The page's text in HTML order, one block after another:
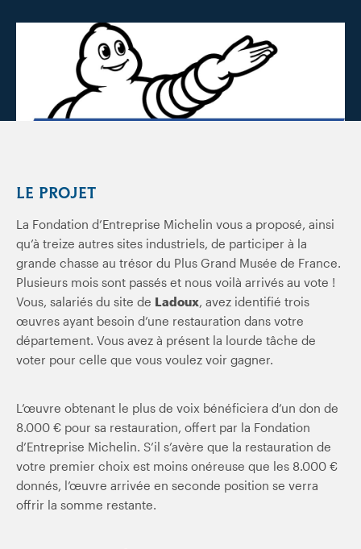
LE PROJET
La Fondation d’Entreprise Michelin vous a proposé, ainsi
qu’à treize autres sites industriels, de participer à la
grande chasse au trésor du Plus Grand Musée de France.
Plusieurs mois sont passés et nous voilà arrivés au vote !
Vous, salariés du site de Ladoux, avez identifié trois
œuvres ayant besoin d’une restauration dans votre
département. Vous avez à présent la lourde tâche de
voter pour celle que vous voulez voir gagner.
L’œuvre obtenant le plus de voix bénéficiera d’un don de
8.000 € pour sa restauration, offert par la Fondation
d’Entreprise Michelin. S’il s’avère que la restauration de
votre premier choix est moins onéreuse que les 8.000 €
donnés, l’œuvre arrivée en seconde position se verra
offrir la somme restante.